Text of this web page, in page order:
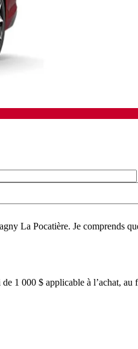
La Pocatière. Je comprends
1 000 $ applicable à l’achat,